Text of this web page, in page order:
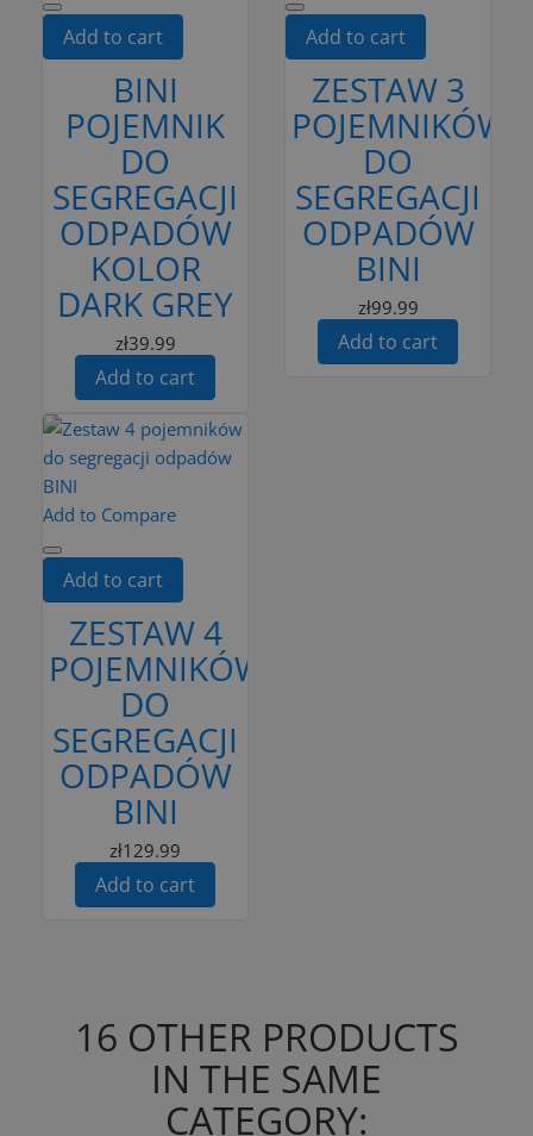
Add to cart
BINI
POJEMNIK
DO
SEGREGACJI
ODPADÓW
KOLOR
DARK GREY
zł39.99
Add to cart
Add to cart
ZESTAW 3
POJEMNIKÓW
DO
SEGREGACJI
ODPADÓW
BINI
zł99.99
Add to cart
Add to Compare
Add to cart
ZESTAW 4
POJEMNIKÓW
DO
SEGREGACJI
ODPADÓW
BINI
zł129.99
Add to cart
16 OTHER PRODUCTS
IN THE SAME
CATEGORY: